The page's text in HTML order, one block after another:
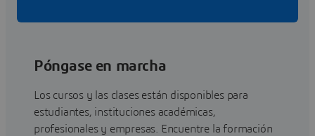
Póngase en marcha
Los cursos y las clases están disponibles para
estudiantes, instituciones académicas,
profesionales y empresas. Encuentre la formación